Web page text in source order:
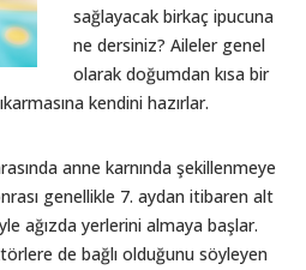
o
n
sağlayacak birkaç ipucuna
ne dersiniz? Aileler genel
olarak doğumdan kısa bir
kendini hazırlar.
anne karnında şekillenmeye
genellikle 7. aydan itibaren alt
ağızda yerlerini almaya başlar.
de bağlı olduğunu söyleyen